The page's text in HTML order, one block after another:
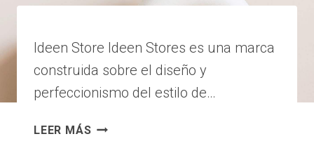
belleza
Ideen Store Ideen Stores es una marca
construida sobre el diseño y
perfeccionismo del estilo de…
LEER MÁS IDEEN